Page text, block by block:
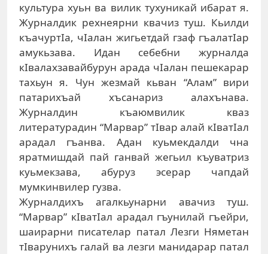
культура хуьн ва вилик тухуникай ибарат я.
Журналдик рехнеярни квачиз туш. Кьилди
къачуртIа, чIалан жигьетдай гзаф гъалатIар
амукьзава. Идан себебни журналда
кIвалахзавайбурун арада чIалан пешекарар
тахьун я. Чун жезмай кьван “Алам” вири
патарихъай хъсанариз алахънава.
Журналдин къаюмвилик кваз
литературадин “Марвар” тIвар алай кIватIал
арадал гъанва. Адан куьмекдалди чна
яратмишдай пай ганвай жегьил къуватриз
куьмекзава, абуруз эсерар чапдай
мумкинвилер гузва.
Журналдихъ агалкьунарни авачиз туш.
“Марвар” кIватIал арадал гъунилай гъейри,
шаирарни писателар патал Лезги Няметан
тIварунихъ галай ва лезги манидарар патал